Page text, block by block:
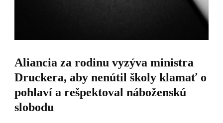
Aliancia za rodinu vyzýva ministra
Druckera, aby nenútil školy klamať o
pohlaví a rešpektoval náboženskú
slobodu